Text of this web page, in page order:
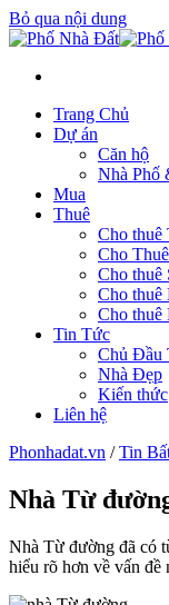
Bỏ qua nội dung
Trang Chủ
Dự án
Căn hộ
Nhà Phố
Mua
Thuê
Cho thuê
Cho
Cho thuê
Cho
Cho thuê
Tin Tức
Chủ Đầu
Nhà Đẹp
Kiến thức
Liên hệ
Phonhadat.vn /Tin
Nhà Từ
Nhà Từ đường đã có
hiểu rõ hơn về vấn đề